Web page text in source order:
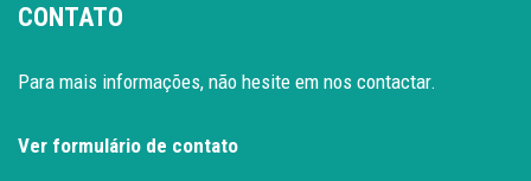
CONTATO
Para mais informações, não hesite em nos contactar.
Ver formulário de contato